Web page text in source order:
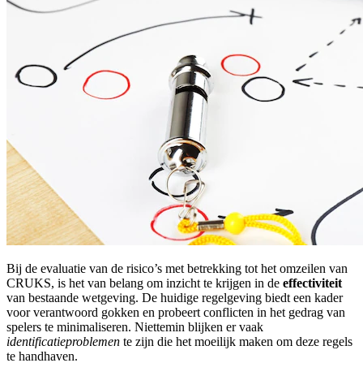
Bij de evaluatie van de risico’s met betrekking tot het omzeilen van
CRUKS, is het van belang om inzicht te krijgen in de effectiviteit
van bestaande wetgeving. De huidige regelgeving biedt een kader
voor verantwoord gokken en probeert conflicten in het gedrag van
spelers te minimaliseren. Niettemin blijken er vaak
identificatieproblemen te zijn die het moeilijk maken om deze regels
te handhaven.